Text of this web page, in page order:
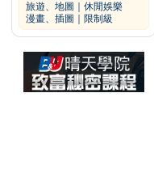
旅遊、地圖
休閒娛樂
漫畫、插圖
限制級